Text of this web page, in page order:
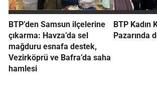
BTP’den Samsun ilçelerine
çıkarma: Havza’da sel
mağduru esnafa destek,
Vezirköprü ve Bafra’da saha
hamlesi
BTP Kadın
Pazarında